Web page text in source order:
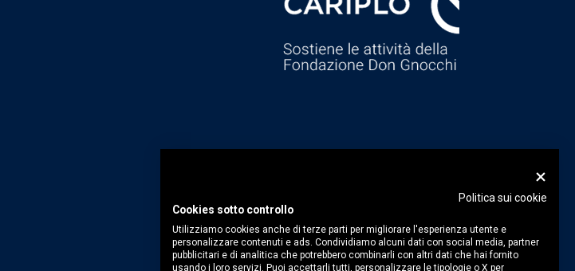
Politica sui cookie
Cookies sotto controllo
Utilizziamo cookies anche di terze parti per migliorare l'esperienza utente e
personalizzare contenuti e ads. Condividiamo alcuni dati con social media, partner
pubblicitari e di analitica che potrebbero combinarli con altri dati che hai fornito
usando i loro servizi. Puoi accettarli tutti, personalizzare le tipologie o X per